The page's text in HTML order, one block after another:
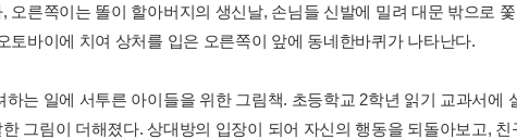
오른쪽이는 똘이 할아버지의 생신날, 손님들 신발에 밀려 대문 밖으로
토바이에 치여 상처를 입은 오른쪽이 앞에 동네한바퀴가 나타난다.
하는 일에 서투른 아이들을 위한 그림책. 초등학교 2학년 읽기 교과서에
그림이 더해졌다. 상대방의 입장이 되어 자신의 행동을 되돌아보고,